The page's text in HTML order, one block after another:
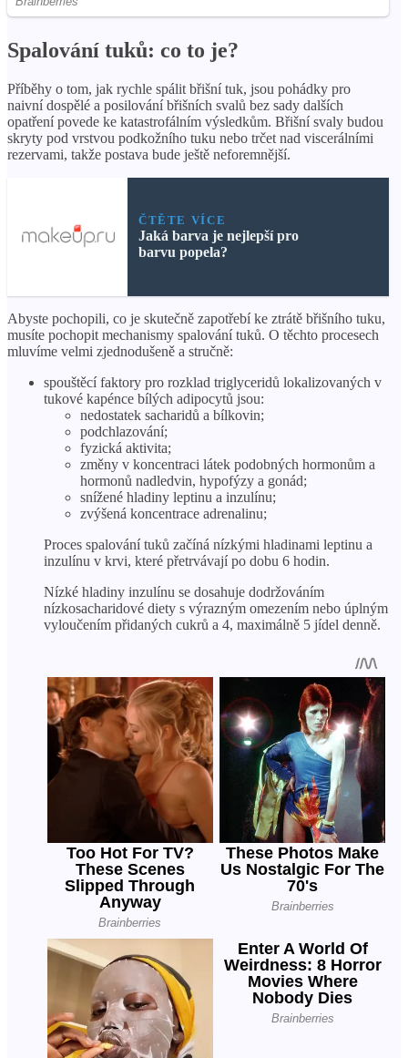
Spalování tuků: co to je?
Příběhy o tom, jak rychle spálit břišní tuk, jsou pohádky pro
naivní dospělé a posilování břišních svalů bez sady dalších
opatření povede ke katastrofálním výsledkům. Břišní svaly budou
skryty pod vrstvou podkožního tuku nebo trčet nad viscerálními
rezervami, takže postava bude ještě neforemnější.
ČTĚTE VÍCE
Jaká barva je nejlepší pro
barvu popela?
Abyste pochopili, co je skutečně zapotřebí ke ztrátě břišního tuku,
musíte pochopit mechanismy spalování tuků. O těchto procesech
mluvíme velmi zjednodušeně a stručně:
spouštěcí faktory pro rozklad triglyceridů lokalizovaných v
tukové kapénce bílých adipocytů jsou:
nedostatek sacharidů a bílkovin;
podchlazování;
fyzická aktivita;
změny v koncentraci látek podobných hormonům a
hormonů nadledvin, hypofýzy a gonád;
snížené hladiny leptinu a inzulínu;
zvýšená koncentrace adrenalinu;
Proces spalování tuků začíná nízkými hladinami leptinu a
inzulínu v krvi, které přetrvávají po dobu 6 hodin.
Nízké hladiny inzulínu se dosahuje dodržováním
nízkosacharidové diety s výrazným omezením nebo úplným
vyloučením přidaných cukrů a 4, maximálně 5 jídel denně.